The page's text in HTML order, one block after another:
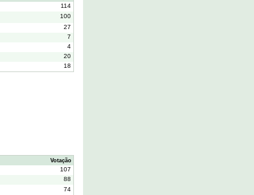
114
100
27
7
4
20
18
Votação
107
88
74